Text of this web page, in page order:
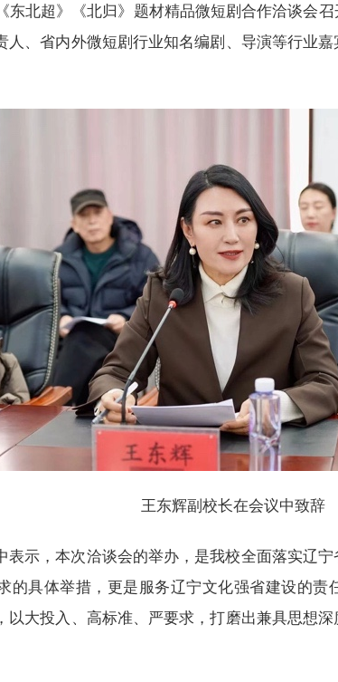
东北超》《北归》题材精品微短剧合作洽谈会
人、省内外微短剧行业知名编剧、导演等行业
王东辉副校长在会议中致辞
表示，本次洽谈会的举办，是我校全面落实辽
的具体举措，更是服务辽宁文化强省建设的责
以大投入、高标准、严要求，打磨出兼具思想